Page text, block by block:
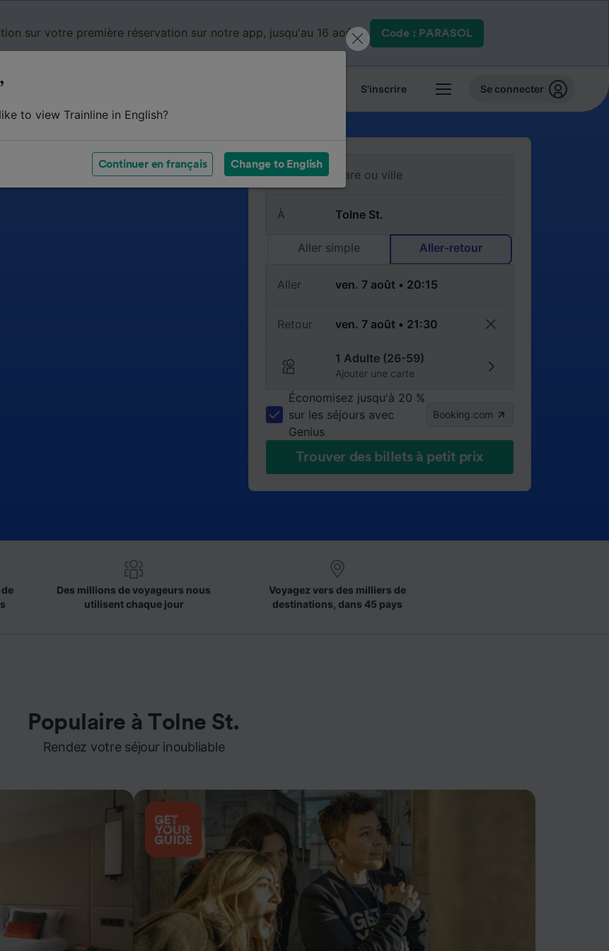
sur votre première réservation sur notre app, jusqu'au 16 août. Code : PARASOL
S'inscrire Se connecter
De
À
Aller simple Aller-retour
Aller
Retour
1 Adulte (26-59)
Ajouter une carte
Économisez jusqu'à 20 %
sur les séjours avec
Genius
Booking.com
Trouver des billets à petit prix
Des millions de voyageurs nous
utilisent chaque jour
Voyagez vers des milliers de
destinations, dans 45 pays
Populaire à Tolne St.
Rendez votre séjour inoubliable
to view Trainline in English?
Continuer en français Change to English